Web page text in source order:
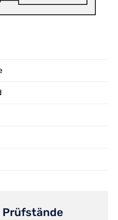
Prüfstände